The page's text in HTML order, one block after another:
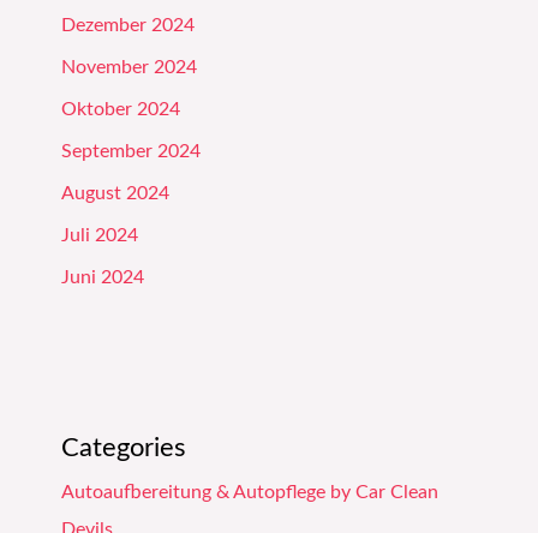
Dezember 2024
November 2024
Oktober 2024
September 2024
August 2024
Juli 2024
Juni 2024
Categories
Autoaufbereitung & Autopflege by Car Clean